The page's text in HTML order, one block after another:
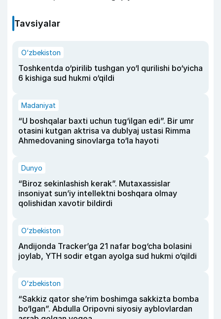
Tavsiyalar
O‘zbekiston
Toshkentda o‘pirilib tushgan yo‘l qurilishi bo‘yicha
6 kishiga sud hukmi o‘qildi
Madaniyat
“U boshqalar baxti uchun tug‘ilgan edi”. Bir umr
otasini kutgan aktrisa va dublyaj ustasi Rimma
Ahmedovaning sinovlarga to‘la hayoti
Dunyo
“Biroz sekinlashish kerak”. Mutaxassislar
insoniyat sun’iy intellektni boshqara olmay
qolishidan xavotir bildirdi
O‘zbekiston
Andijonda Tracker’ga 21 nafar bog‘cha bolasini
joylab, YTH sodir etgan ayolga sud hukmi o‘qildi
O‘zbekiston
“Sakkiz qator she’rim boshimga sakkizta bomba
bo‘lgan”. Abdulla Oripovni siyosiy ayblovlardan